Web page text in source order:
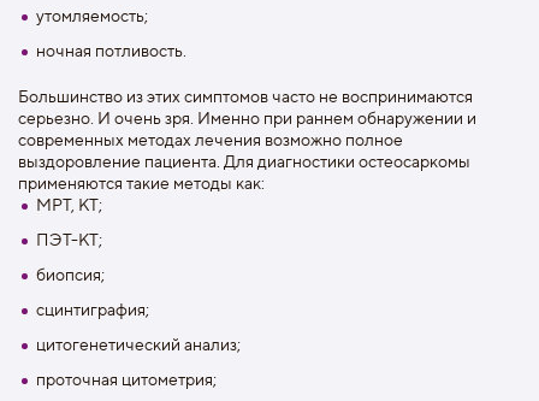
утомляемость;
ночная потливость.
Большинство из этих симптомов часто не воспринимаются
серьезно. И очень зря. Именно при раннем обнаружении и
современных методах лечения возможно полное
выздоровление пациента. Для диагностики остеосаркомы
применяются такие методы как:
МРТ, КТ;
ПЭТ-КТ;
биопсия;
сцинтиграфия;
цитогенетический анализ;
проточная цитометрия;